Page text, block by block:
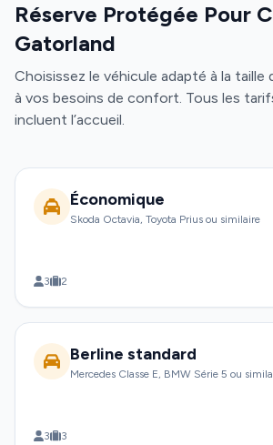
Réserve Protégée Pour
Gatorland
Choisissez le véhicule adapté à la
à vos besoins de confort. Tous les
incluent l’accueil.
Économique
Skoda Octavia, Toyota Prius ou similaire
3 2
Berline standard
Mercedes Classe E, BMW Série 5 ou
3 3